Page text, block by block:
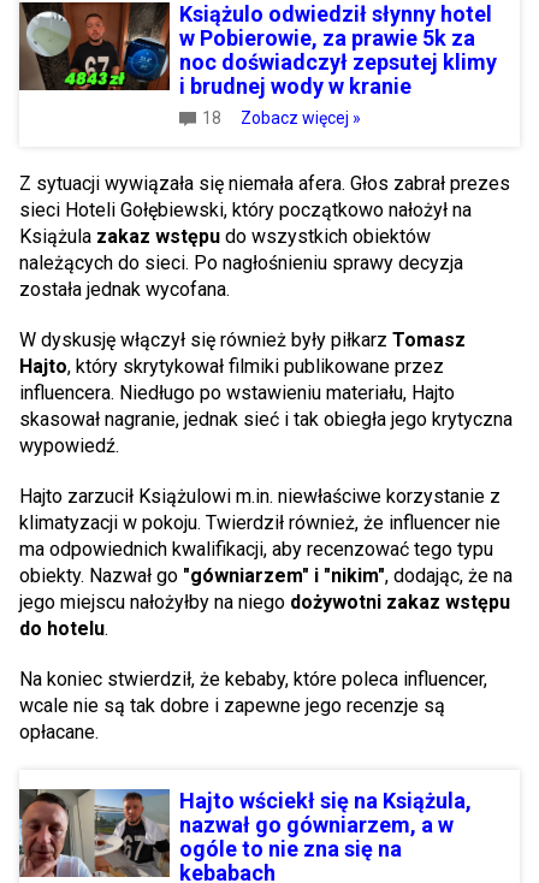
Książulo odwiedził słynny hotel
w Pobierowie, za prawie 5k za
noc doświadczył zepsutej klimy
i brudnej wody w kranie
18 Zobacz więcej »
Z sytuacji wywiązała się niemała afera. Głos zabrał prezes
sieci Hoteli Gołębiewski, który początkowo nałożył na
Książula zakaz wstępu do wszystkich obiektów
należących do sieci. Po nagłośnieniu sprawy decyzja
została jednak wycofana.
W dyskusję włączył się również były piłkarz Tomasz
Hajto, który skrytykował filmiki publikowane przez
influencera. Niedługo po wstawieniu materiału, Hajto
skasował nagranie, jednak sieć i tak obiegła jego krytyczna
wypowiedź.
Hajto zarzucił Książulowi m.in. niewłaściwe korzystanie z
klimatyzacji w pokoju. Twierdził również, że influencer nie
ma odpowiednich kwalifikacji, aby recenzować tego typu
obiekty. Nazwał go "gówniarzem" i "nikim", dodając, że na
jego miejscu nałożyłby na niego dożywotni zakaz wstępu
do hotelu.
Na koniec stwierdził, że kebaby, które poleca influencer,
wcale nie są tak dobre i zapewne jego recenzje są
opłacane.
Hajto wściekł się na Książula,
nazwał go gówniarzem, a w
ogóle to nie zna się na
kebabach